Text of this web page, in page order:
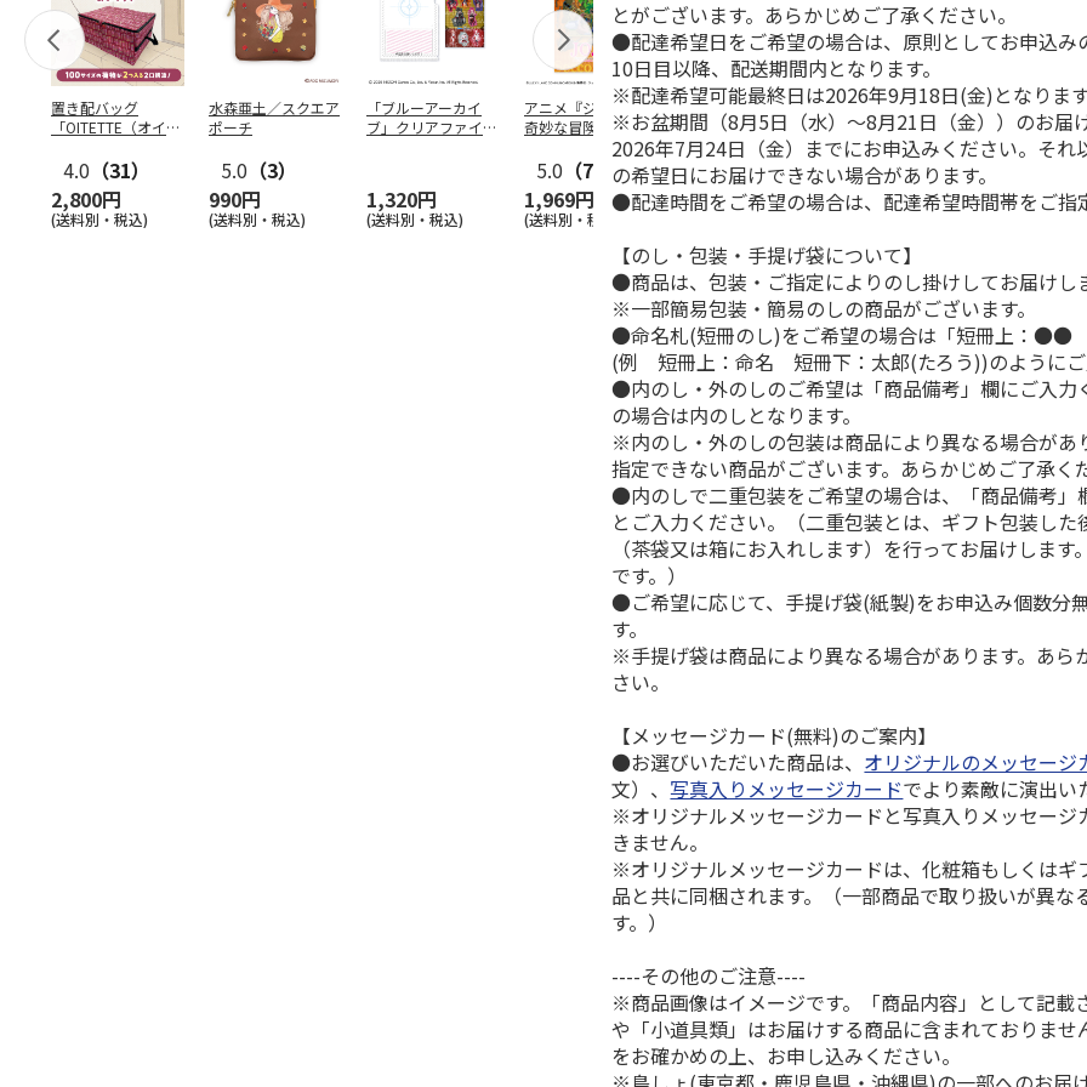
置き配バッグ
「OITETTE（オイテ
4.0 （31）
2,800円
(送料別・税込)
水森亜土／スクエア
ポーチ
5.0 （3）
990円
(送料別・税込)
「ブルーアーカイ
ブ」クリアファイル
1,320円
(送料別・税込)
アニメ『ジョジョの
奇妙な冒険 黄金の
風』チョコラータと
セッ…
5.0 （7）
1,969円
(送料別・税込)
水森亜土／ステッカ
ーセット
600円
(送料別・税込)
リラックマ／マルチ
ケース
5.0（6）
1,100円
(送料別・税込)
令和八年七
優勝力士純
【安青錦】
605,000
(送料・税込)
とがございます。あらかじめご了承ください。
●配達希望日をご希望の場合は、原則としてお申込み
10日目以降、配送期間内となります。
※配達希望可能最終日は2026年9月18日(金)となりま
※お盆期間（8月5日（水）～8月21日（金））のお届
2026年7月24日（金）までにお申込みください。それ
の希望日にお届けできない場合があります。
●配達時間をご希望の場合は、配達希望時間帯をご指
【のし・包装・手提げ袋について】
●商品は、包装・ご指定によりのし掛けしてお届けし
※一部簡易包装・簡易のしの商品がございます。
●命名札(短冊のし)をご希望の場合は「短冊上
(例 短冊上：命名 短冊下：太郎(たろう))のように
●内のし・外のしのご希望は「商品備考」欄にご入力
の場合は内のしとなります。
※内のし・外のしの包装は商品により異なる場合があ
指定できない商品がございます。あらかじめご了承く
●内のしで二重包装をご希望の場合は、「商品備考」
とご入力ください。（二重包装とは、ギフト包装し
（茶袋又は箱にお入れします）を行ってお届けします
です。）
●ご希望に応じて、手提げ袋(紙製)をお申込み個数分
す。
※手提げ袋は商品により異なる場合があります。あら
さい。
【メッセージカード(無料)のご案内】
●お選びいただいた商品は、 オリジナルのメッセージ
文）、写真入りメッセージカードでより素敵に演出い
※オリジナルメッセージカードと写真入りメッセージ
きません。
※オリジナルメッセージカードは、化粧箱もしくはギ
品と共に同梱されます。（一部商品で取り扱いが異な
す。）
----その他のご注意----
※商品画像はイメージです。「商品内容」として記載
や「小道具類」はお届けする商品に含まれておりませ
をお確かめの上、お申し込みください。